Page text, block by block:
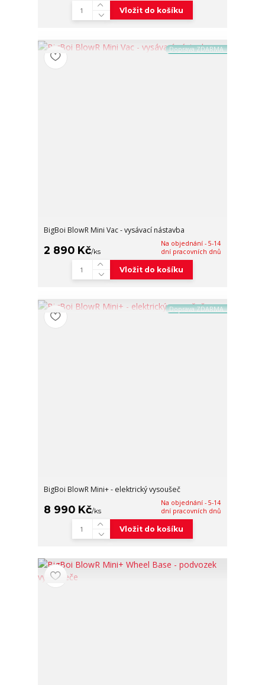
Vložit do košíku
Doprava ZDARMA
BigBoi BlowR Mini Vac - vysávací nástavba
2 890 Kč/ks
Na objednání - 5-14
dní pracovních dnů
Vložit do košíku
Doprava ZDARMA
BigBoi BlowR Mini+ - elektrický vysoušeč
8 990 Kč/ks
Na objednání - 5-14
dní pracovních dnů
Vložit do košíku